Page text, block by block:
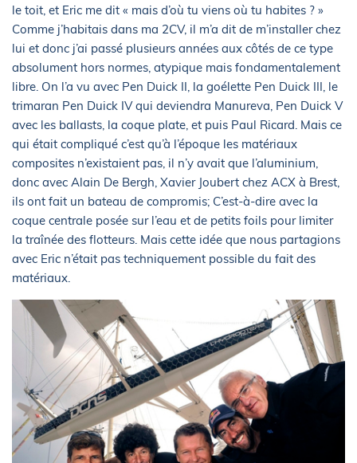
le toit, et Eric me dit « mais d’où tu viens où tu habites ? »
Comme j’habitais dans ma 2CV, il m’a dit de m’installer chez
lui et donc j’ai passé plusieurs années aux côtés de ce type
absolument hors normes, atypique mais fondamentalement
libre. On l’a vu avec Pen Duick II, la goélette Pen Duick III, le
trimaran Pen Duick IV qui deviendra Manureva, Pen Duick V
avec les ballasts, la coque plate, et puis Paul Ricard. Mais ce
qui était compliqué c’est qu’à l’époque les matériaux
composites n’existaient pas, il n’y avait que l’aluminium,
donc avec Alain De Bergh, Xavier Joubert chez ACX à Brest,
ils ont fait un bateau de compromis; C’est-à-dire avec la
coque centrale posée sur l’eau et de petits foils pour limiter
la traînée des flotteurs. Mais cette idée que nous partagions
avec Eric n’était pas techniquement possible du fait des
matériaux.